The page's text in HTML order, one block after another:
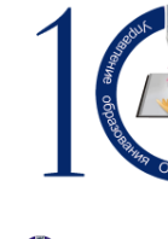
Перейти к основному
Skip to search